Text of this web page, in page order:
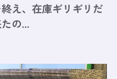
え、在庫ギリギリだ
の...